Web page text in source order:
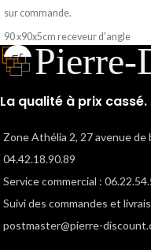
sur commande.
90 x90x5cm receveur d'angle
en travertin adouci.
90x120x8cm
90x90x8cm
90x90x5
90x120x5.....
La qualité à prix cassé.
Zone Athélia 2, 27 avenue
04.42.18.90.89
Service commercial :
Suivi des commandes et
postmaster@pierre-